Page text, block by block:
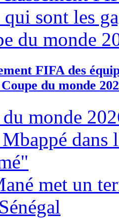
FIFA des
du monde
monde
dans
met un